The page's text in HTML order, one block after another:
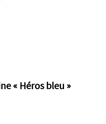
« Héros bleu »